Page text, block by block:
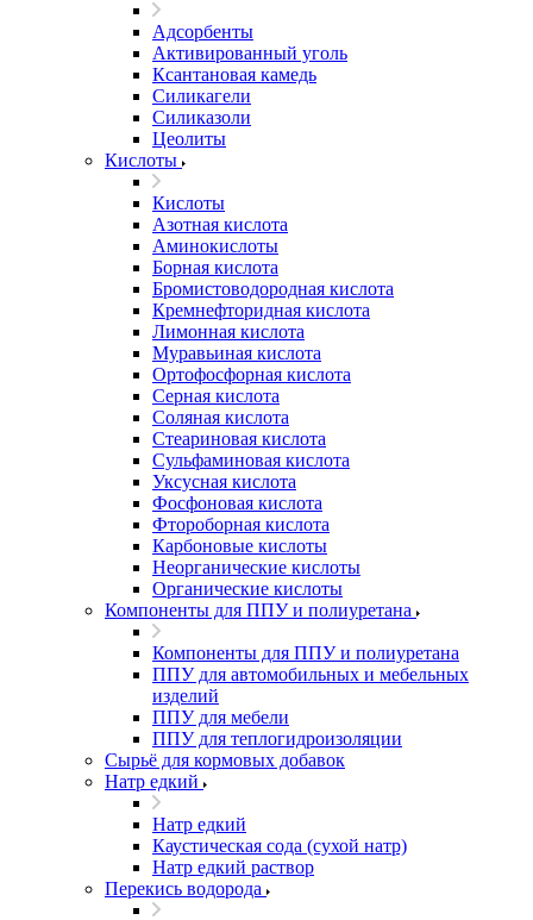
Адсорбенты
Активированный уголь
Ксантановая камедь
Силикагели
Силиказоли
Цеолиты
Кислоты
Кислоты
Азотная кислота
Аминокислоты
Борная кислота
Бромистоводородная кислота
Кремнефторидная кислота
Лимонная кислота
Муравьиная кислота
Ортофосфорная кислота
Серная кислота
Соляная кислота
Стеариновая кислота
Сульфаминовая кислота
Уксусная кислота
Фосфоновая кислота
Фтороборная кислота
Карбоновые кислоты
Неорганические кислоты
Органические кислоты
Компоненты для ППУ и полиуретана
Компоненты для ППУ и полиуретана
ППУ для автомобильных и мебельных
изделий
ППУ для мебели
ППУ для теплогидроизоляции
Сырьё для кормовых добавок
Натр едкий
Натр едкий
Каустическая сода (сухой натр)
Натр едкий раствор
Перекись водорода